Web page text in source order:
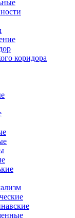
коридора